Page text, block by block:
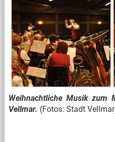
Weihnachtliche Musik zum
Vellmar. (Fotos: Stadt